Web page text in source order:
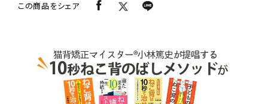
この商品をシェア